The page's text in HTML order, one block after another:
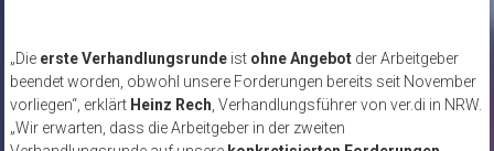
„Die erste Verhandlungsrundeist ohne Angebotder Arbeitgeber
beendet worden, obwohl unsere Forderungen bereits seit November
vorliegen“, erklärt Heinz Rech , Verhandlungsführer von ver.di in NRW.
„Wir erwarten, dass die Arbeitgeber in der zweiten